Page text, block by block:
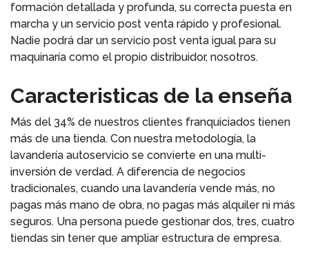
formación detallada y profunda, su correcta puesta en
marcha y un servicio post venta rápido y profesional.
Nadie podrá dar un servicio post venta igual para su
maquinaría como el propio distribuidor, nosotros.
Caracteristicas de la enseña
Más del 34% de nuestros clientes franquiciados tienen
más de una tienda. Con nuestra metodología, la
lavandería autoservicio se convierte en una multi-
inversión de verdad. A diferencia de negocios
tradicionales, cuando una lavandería vende más, no
pagas más mano de obra, no pagas más alquiler ni más
seguros. Una persona puede gestionar dos, tres, cuatro
tiendas sin tener que ampliar estructura de empresa.